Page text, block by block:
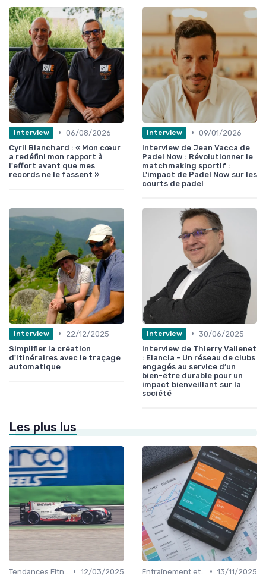
Interview • 06/08/2026
Cyril Blanchard : « Mon cœur
a redéfini mon rapport à
l'effort avant que mes
records ne le fassent »
Interview • 09/01/2026
Interview de Jean Vacca de
Padel Now : Révolutionner le
matchmaking sportif :
L'impact de Padel Now sur les
courts de padel
Interview •
22/12/2025
Simplifier la création
d'itinéraires avec le traçage
automatique
Interview • 30/06/2025
Interview de Thierry Vallenet
: Elancia - Un réseau de clubs
engagés au service d’un
bien-être durable pour un
impact bienveillant sur la
société
Les plus lus
• 12/03/2025
• 13/11/2025